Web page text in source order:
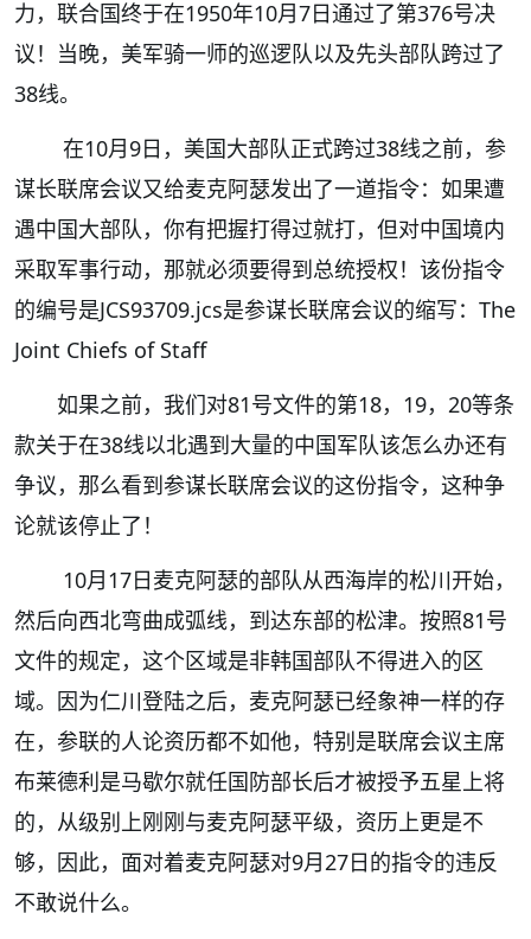
力，联合国终于在1950年10月7日通过了第376号决
议！当晚，美军骑一师的巡逻队以及先头部队跨过了
38线。
在10月9日，美国大部队正式跨过38线之前，参
谋长联席会议又给麦克阿瑟发出了一道指令：如果遭
遇中国大部队，你有把握打得过就打，但对中国境内
采取军事行动，那就必须要得到总统授权！该份指令
的编号是JCS93709.jcs是参谋长联席会议的缩写：The
Joint Chiefs of Staff
如果之前，我们对81号文件的第18，19，20等条
款关于在38线以北遇到大量的中国军队该怎么办还有
争议，那么看到参谋长联席会议的这份指令，这种争
论就该停止了！
10月17日麦克阿瑟的部队从西海岸的松川开始，
然后向西北弯曲成弧线，到达东部的松津。按照81号
文件的规定，这个区域是非韩国部队不得进入的区
域。因为仁川登陆之后，麦克阿瑟已经象神一样的存
在，参联的人论资历都不如他，特别是联席会议主席
布莱德利是马歇尔就任国防部长后才被授予五星上将
的，从级别上刚刚与麦克阿瑟平级，资历上更是不
够，因此，面对着麦克阿瑟对9月27日的指令的违反
不敢说什么。